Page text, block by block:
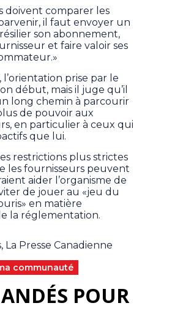
doivent comparer les
il faut envoyer un
son abonnement,
et faire valoir ses
l’orientation prise par le
début, mais il juge qu’il
long chemin à parcourir
de pouvoir aux
en particulier à ceux qui
que lui.
restrictions plus strictes
les fournisseurs peuvent
aider l’organisme de
de jouer au «jeu du
en matière
la réglementation.
La Presse Canadienne
communauté
POUR